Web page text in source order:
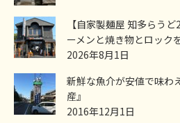
【自家製麺屋 知多らう
ーメンと焼き物とロック
2026年8月1日
新鮮な魚介が安値で味わ
産』
2016年12月1日